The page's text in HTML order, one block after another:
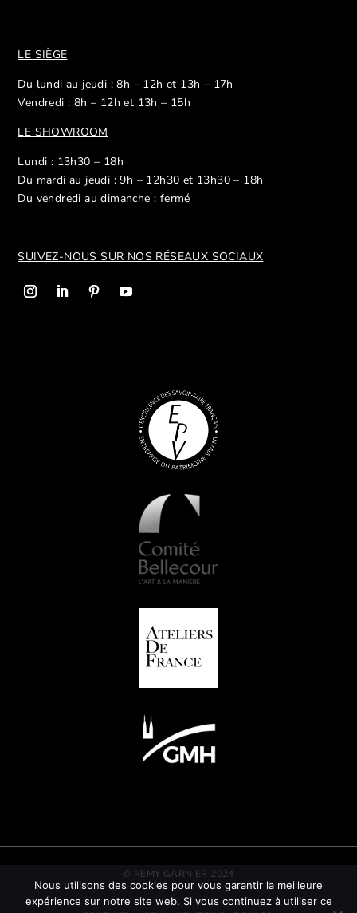
LE SIÈGE
Du lundi au jeudi : 8h – 12h et 13h – 17h
Vendredi : 8h – 12h et 13h – 15h
LE SHOWROOM
Lundi : 13h30 – 18h
Du mardi au jeudi : 9h – 12h30 et 13h30 – 18h
Du vendredi au dimanche : fermé
SUIVEZ-NOUS SUR NOS RÉSEAUX SOCIAUX
© REMY GARNIER 2024
Nous utilisons des cookies pour vous garantir la meilleure
expérience sur notre site web. Si vous continuez à utiliser ce